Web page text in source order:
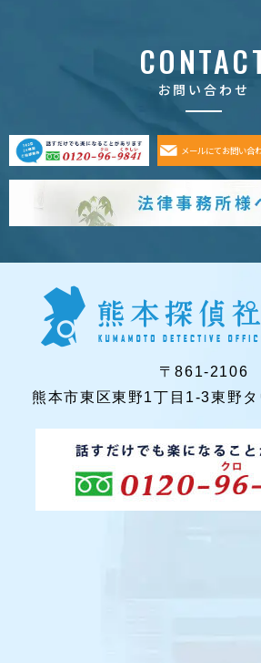
お問い合わせ
メールにてお問い合
〒861-2106
熊本市東区東野1丁目1-3東野